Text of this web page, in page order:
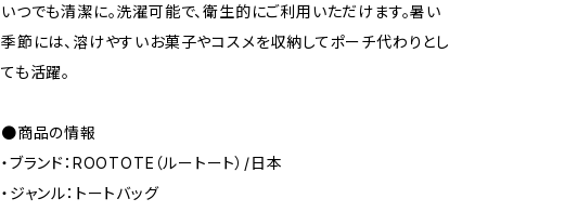
いつでも清潔に。洗濯可能で、衛生的にご利用いただけます。暑い
季節には、溶けやすいお菓子やコスメを収納してポーチ代わりとし
ても活躍。
●商品の情報
・ブランド：ROOTOTE（ルートート）/日本
・ジャンル：トートバッグ